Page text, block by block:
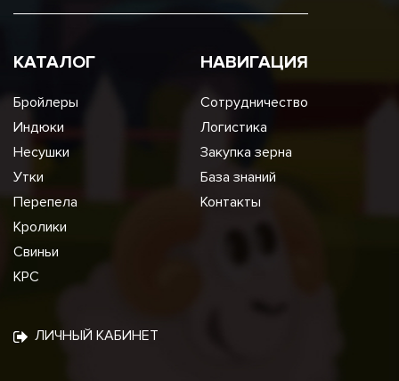
КАТАЛОГ
Бройлеры
Индюки
Несушки
Утки
Перепела
Кролики
Свиньи
КРС
НАВИГАЦИЯ
Сотрудничество
Логистика
Закупка зерна
База знаний
Контакты
ЛИЧНЫЙ КАБИНЕТ